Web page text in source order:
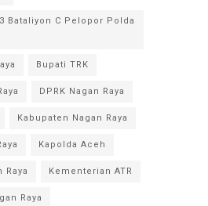
Bataliyon C Pelopor Polda
Bupati TRK
DPRK Nagan Raya
Kabupaten Nagan Raya
Kapolda Aceh
Raya Kementerian ATR
Raya